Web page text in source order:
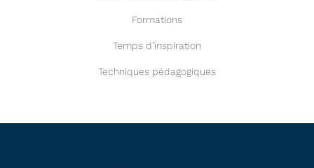
Formations
Temps d’inspiration
Techniques pédagogiques